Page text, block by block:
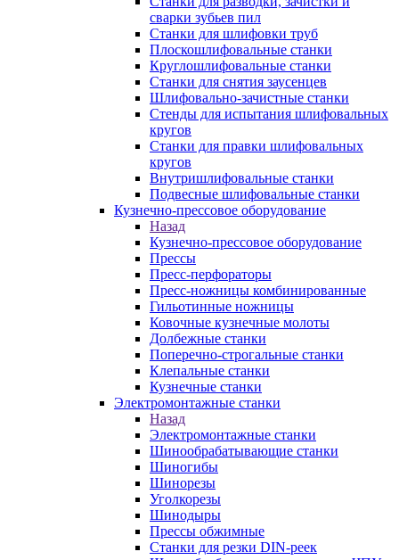
сварки зубьев пил
Станки для шлифовки труб
Плоскошлифовальные станки
Круглошлифовальные станки
Станки для снятия заусенцев
Шлифовально-зачистные станки
Стенды для испытания шлифовальных
кругов
Станки для правки шлифовальных
кругов
Внутришлифовальные станки
Подвесные шлифовальные станки
Кузнечно-прессовое оборудование
Назад
Кузнечно-прессовое оборудование
Прессы
Пресс-перфораторы
Пресс-ножницы комбинированные
Гильотинные ножницы
Ковочные кузнечные молоты
Долбежные станки
Поперечно-строгальные станки
Клепальные станки
Кузнечные станки
Электромонтажные станки
Назад
Электромонтажные станки
Шинообрабатывающие станки
Шиногибы
Шинорезы
Уголкорезы
Шинодыры
Прессы обжимные
Станки для резки DIN-реек